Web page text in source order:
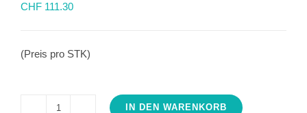
CHF 111.30
(Preis pro STK)
IN DEN WARENKORB